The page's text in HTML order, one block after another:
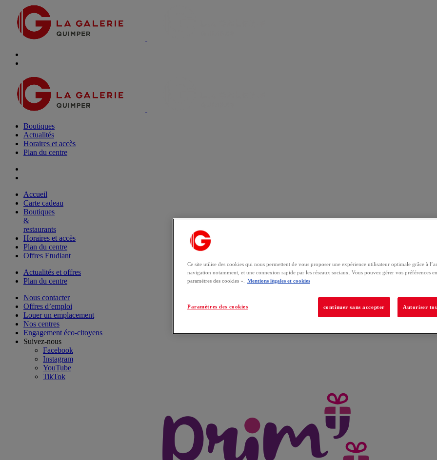
Boutiques
Actualités
Horaires et accès
Plan du centre
Accueil
Carte cadeau
Boutiques
&
restaurants
Horaires et accès
Plan du centre
Offres Etudiant
Actualités et offres
Plan du centre
Nous contacter
Offres d’emploi
Louer un emplacement
Nos centres
Engagement éco-citoyens
Suivez-nous
Facebook
Instagram
YouTube
TikTok
Ce site utilise des cookies qui nous permettent de vous proposer une expérience utilisateur optimale grâce à
navigation notamment, et une connexion rapide par les réseaux sociaux. Vous pouvez gérer vos préférences
paramètres des cookies ».
Mentions légales et cookies
Paramètres des cookies continuer sans accepter Autoriser